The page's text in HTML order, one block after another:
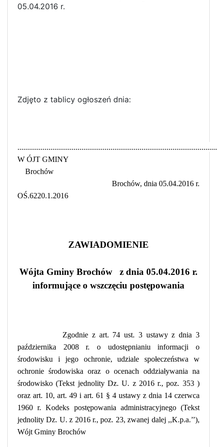
05.04.2016 r.
Zdjęto z tablicy ogłoszeń dnia:
W ÓJT GMINY
Brochów
Brochów, dnia 05.04.2016 r.
OŚ.6220.1.2016
ZAWIADOMIENIE
Wójta Gminy Brochów
z dnia 05.04.2016 r.
informujące o wszczęciu postępowania
Zgodnie z art. 74 ust. 3 ustawy z dnia 3
października 2008 r. o udostępnianiu informacji o
środowisku i jego ochronie, udziale społeczeństwa w
ochronie środowiska oraz o ocenach oddziaływania na
środowisko (Tekst jednolity Dz. U. z 2016 r., poz. 353 )
oraz art. 10, art. 49 i art. 61 § 4 ustawy z dnia 14 czerwca
1960 r. Kodeks postępowania administracyjnego (Tekst
jednolity Dz. U. z 2016 r., poz. 23, zwanej dalej ,,K.p.a.’’),
Wójt Gminy Brochów